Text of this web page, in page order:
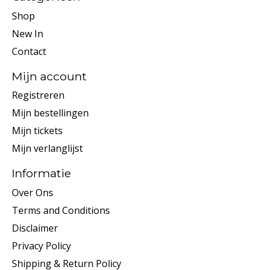
Shop
New In
Contact
Mijn account
Registreren
Mijn bestellingen
Mijn tickets
Mijn verlanglijst
Informatie
Over Ons
Terms and Conditions
Disclaimer
Privacy Policy
Shipping & Return Policy